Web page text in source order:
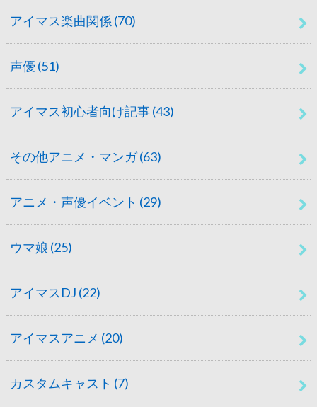
アイマス楽曲関係 (70)
声優 (51)
アイマス初心者向け記事(43)
その他アニメ・マンガ(63)
アニメ・声優イベント (29)
ウマ娘 (25)
アイマスDJ (22)
アイマスアニメ (20)
カスタムキャスト (7)